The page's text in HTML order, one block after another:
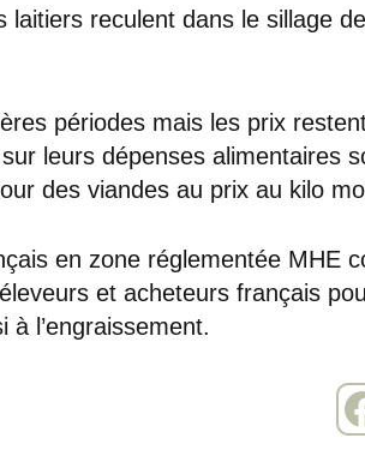
reculent dans le sillage
périodes mais les prix
leurs dépenses alimentaires
des viandes au prix au kilo
en zone réglementée MHE
et acheteurs français
à l’engraissement.